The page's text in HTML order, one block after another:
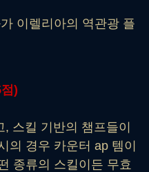
이렐리아의 역관광 플
)
스킬 기반의 챔프들이
의 경우 카운터 ap 템이
종류의 스킬이든 무효